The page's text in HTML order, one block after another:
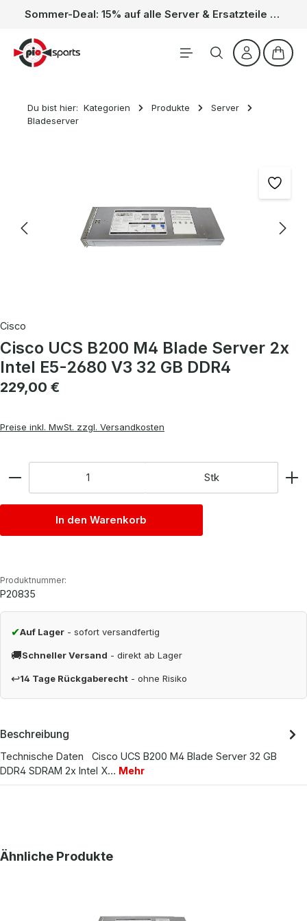
Zum Hauptinhalt springen Sommer-Deal: 15% auf alle Server & Ersatzteile – Kein Code nötig, der Rabatt wird automatisch im Warenkorb abgezogen. Gültig vom 01.06. bis 31.08.
Du bist hier: Kategorien Produkte
Server
Bladeserver
Cisco
Cisco UCS B200 M4 Blade Server 2x
Intel E5-2680 V3 32 GB DDR4
Regulärer Preis:
229,00 €
Preise inkl. MwSt. zzgl. Versandkosten
Stk
In den Warenkorb
Produktnummer:
P20835
✔Auf Lager - sofort versandfertig
🚚Schneller Versand - direkt ab Lager
↩14 Tage Rückgaberecht - ohne Risiko
Beschreibung
Technische Daten Cisco UCS B200 M4 Blade Server 32 GB
DDR4 SDRAM 2x Intel X… Mehr
Produktgalerie überspringen
Ähnliche Produkte